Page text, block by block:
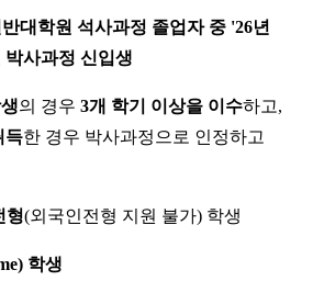
대학원 석사과정 졸업자 중 '26년
사과정 신입생
의 경우 3개 학기 이상을 이수하고,
득한 경우 박사과정으로 인정하고
형(외국인전형 지원 불가) 학생
학생